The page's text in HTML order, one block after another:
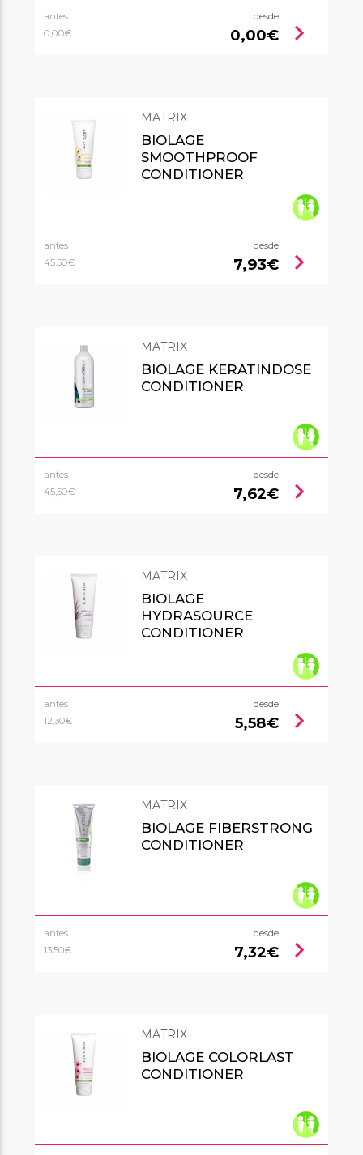
antes
0,00€
desde
0,00€ chevron_right
MATRIX
BIOLAGE
SMOOTHPROOF
CONDITIONER
antes
45,50€
desde
7,93€ chevron_right
MATRIX
BIOLAGE KERATINDOSE
CONDITIONER
antes
45,50€
desde
7,62€ chevron_right
MATRIX
BIOLAGE
HYDRASOURCE
CONDITIONER
antes
12,30€
desde
5,58€ chevron_right
MATRIX
BIOLAGE FIBERSTRONG
CONDITIONER
antes
13,50€
desde
7,32€ chevron_right
MATRIX
BIOLAGE COLORLAST
CONDITIONER